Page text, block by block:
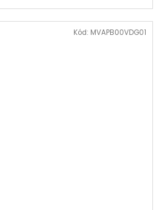
Kód: MVAPB00VDG01